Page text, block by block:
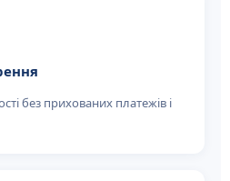
без прихованих платежів і